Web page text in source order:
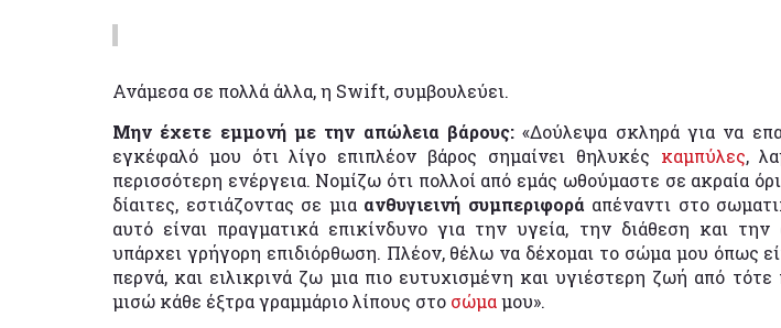
Ανάμεσα σε πολλά άλλα, η Swift, συμβουλεύει.
Μην έχετε εμμονή με την απώλεια βάρους: «Δούλεψα σκληρά για να
εγκέφαλό μου ότι λίγο επιπλέον βάρος σημαίνει θηλυκές καμπύλες,
περισσότερη ενέργεια. Νομίζω ότι πολλοί από εμάς ωθούμαστε σε ακραία
δίαιτες, εστιάζοντας σε μια ανθυγιεινή συμπεριφορά απέναντι στο
αυτό είναι πραγματικά επικίνδυνο για την υγεία, την διάθεση και
υπάρχει γρήγορη επιδιόρθωση. Πλέον, θέλω να δέχομαι το σώμα μου όπως
περνά, και ειλικρινά ζω μια πιο ευτυχισμένη και υγιέστερη ζωή από
μισώ κάθε έξτρα γραμμάριο λίπους στο σώμαμου».